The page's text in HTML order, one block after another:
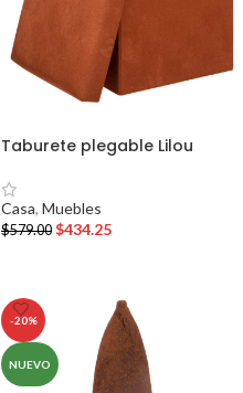
Taburete plegable Lilou
Casa, Muebles
$579.00 $434.25
-20%
NUEVO